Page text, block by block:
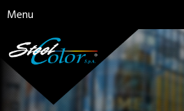
Menu